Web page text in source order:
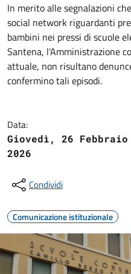
In merito alle segnalazioni
social network riguardanti
bambini nei pressi di scuole
Santena, l'Amministrazione
attuale, non risultano
confermino tali episodi.
Data:
Giovedì, 26 Febbraio
2026
Condividi
Comunicazione istituzionale